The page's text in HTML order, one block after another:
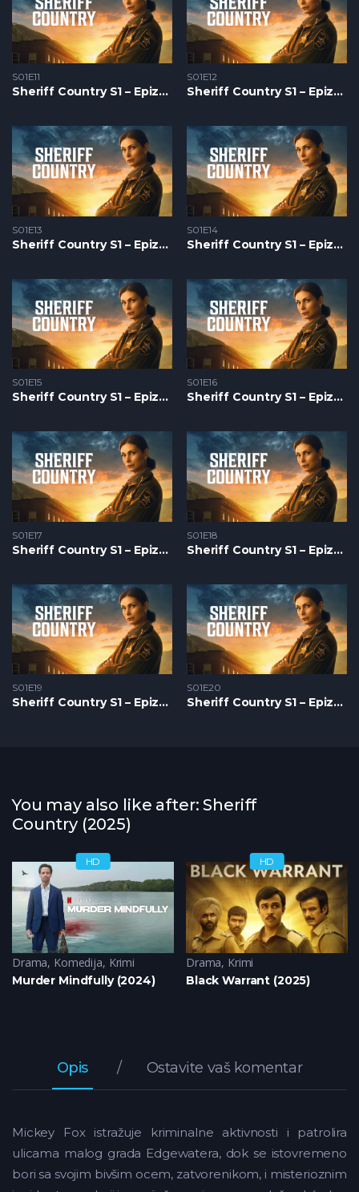
S01E11
Sheriff Country S1 – Epizoda 11
S01E12
Sheriff Country S1 – Epizoda 12
S01E13
Sheriff Country S1 – Epizoda 13
S01E14
Sheriff Country S1 – Epizoda 14
S01E15
Sheriff Country S1 – Epizoda 15
S01E16
Sheriff Country S1 – Epizoda 16
S01E17
Sheriff Country S1 – Epizoda 17
S01E18
Sheriff Country S1 – Epizoda 18
S01E19
Sheriff Country S1 – Epizoda 19
S01E20
Sheriff Country S1 – Epizoda 20
You may also like after: Sheriff
Country (2025)
HD
Drama, Komedija, Krimi
Murder Mindfully (2024)
HD
Drama, Krimi
Black Warrant (2025)
Opis Ostavite vaš komentar
Mickey Fox istražuje kriminalne aktivnosti i patrolira
ulicama malog grada Edgewatera, dok se istovremeno
bori sa svojim bivšim ocem, zatvorenikom, i misterioznim